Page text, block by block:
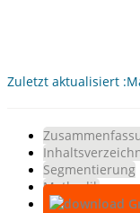
Zuletzt aktualisiert
Segmentierung
Methodik